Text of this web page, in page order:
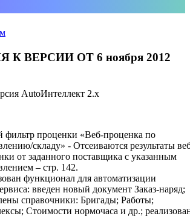
ВЕРСИИ ОТ 6 ноября 2012
AutoИнтеллект 2.х
проценки «Веб-проценка по
складу» - Отсеиваются результаты
от заданного поставщика с указанным
– стр. 142.
функционал для автоматизации
введен новый документ Заказ-наряд;
справочники: Бригады; Работы;
Стоимости нормочаса и др.;